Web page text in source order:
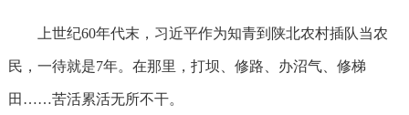
上世纪60年代末，习近平作为知青到陕北农村插队当农
民，一待就是7年。在那里，打坝、修路、办沼气、修梯
田……苦活累活无所不干。